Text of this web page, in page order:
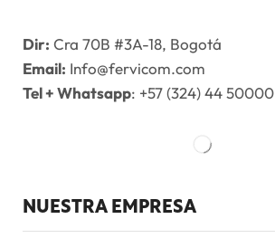
Dir: Cra 70B #3A-18, Bogotá
Email: Info@fervicom.com
Tel + Whatsapp: +57 (324) 44 50000
NUESTRA EMPRESA